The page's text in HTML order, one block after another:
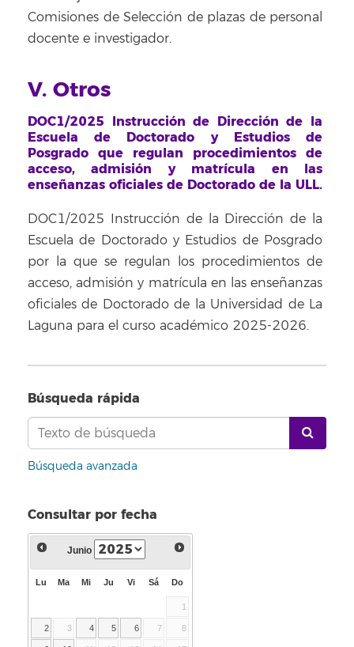
Comisiones de Selección de plazas de personal
docente e investigador.
V. Otros
DOC1/2025 Instrucción de Dirección de la
Escuela de Doctorado y Estudios de
Posgrado que regulan procedimientos de
acceso, admisión y matrícula en las
enseñanzas oficiales de Doctorado de la ULL.
DOC1/2025 Instrucción de la Dirección de la
Escuela de Doctorado y Estudios de Posgrado
por la que se regulan los procedimientos de
acceso, admisión y matrícula en las enseñanzas
oficiales de Doctorado de la Universidad de La
Laguna para el curso académico 2025-2026.
Búsqueda rápida
Búsqueda avanzada
Consultar por fecha
Junio
Lu Ma Mi Ju Vi Sá Do
1
2 3 4 5 6 7 8